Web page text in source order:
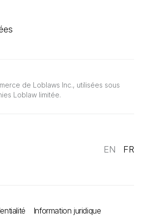
de Loblaws Inc., utilisées sous
Loblaw limitée.
EN FR
Information juridique